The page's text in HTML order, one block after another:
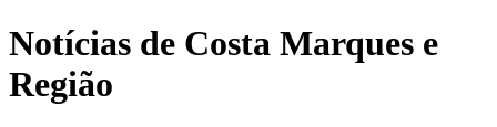
Notícias de Costa Marques e
Região